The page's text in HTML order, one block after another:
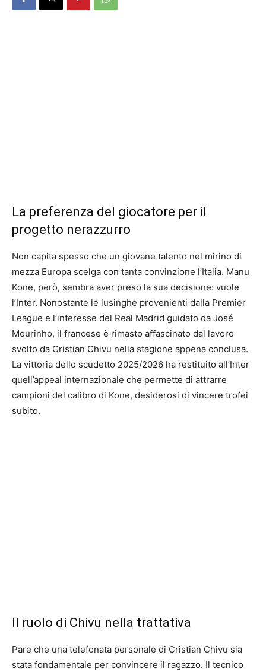
La preferenza del giocatore per il
progetto nerazzurro
Non capita spesso che un giovane talento nel mirino di
mezza Europa scelga con tanta convinzione l’Italia. Manu
Kone, però, sembra aver preso la sua decisione: vuole
l’Inter. Nonostante le lusinghe provenienti dalla Premier
League e l’interesse del Real Madrid guidato da José
Mourinho, il francese è rimasto affascinato dal lavoro
svolto da Cristian Chivu nella stagione appena conclusa.
La vittoria dello scudetto 2025/2026 ha restituito all’Inter
quell’appeal internazionale che permette di attrarre
campioni del calibro di Kone, desiderosi di vincere trofei
subito.
Il ruolo di Chivu nella trattativa
Pare che una telefonata personale di Cristian Chivu sia
stata fondamentale per convincere il ragazzo. Il tecnico